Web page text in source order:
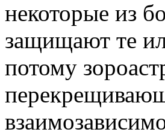
некоторые из
защищают те
потому